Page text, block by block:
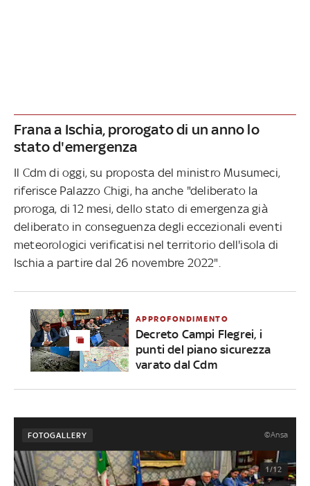
Frana a Ischia, prorogato di un anno lo
stato d'emergenza
Il Cdm di oggi, su proposta del ministro Musumeci,
riferisce Palazzo Chigi, ha anche "deliberato la
proroga, di 12 mesi, dello stato di emergenza già
deliberato in conseguenza degli eccezionali eventi
meteorologici verificatisi nel territorio dell'isola di
Ischia a partire dal 26 novembre 2022".
APPROFONDIMENTO
Decreto Campi Flegrei, i
punti del piano sicurezza
varato dal Cdm
FOTOGALLERY ©Ansa
1/12